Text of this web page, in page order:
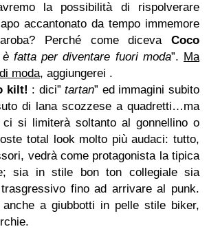
la possibilità di rispolverare
accantonato da tempo immemore
Perché come diceva Coco
fatta per diventare fuori moda”. Ma
moda, aggiungerei .
kilt! : dici”tartan” ed immagini subito
di lana scozzese a quadretti…ma
ci si limiterà soltanto al gonnellino o
total look molto più audaci: tutto,
vedrà come protagonista la tipica
sia in stile bon ton collegiale sia
fino ad arrivare al punk.
a giubbotti in pelle stile biker,